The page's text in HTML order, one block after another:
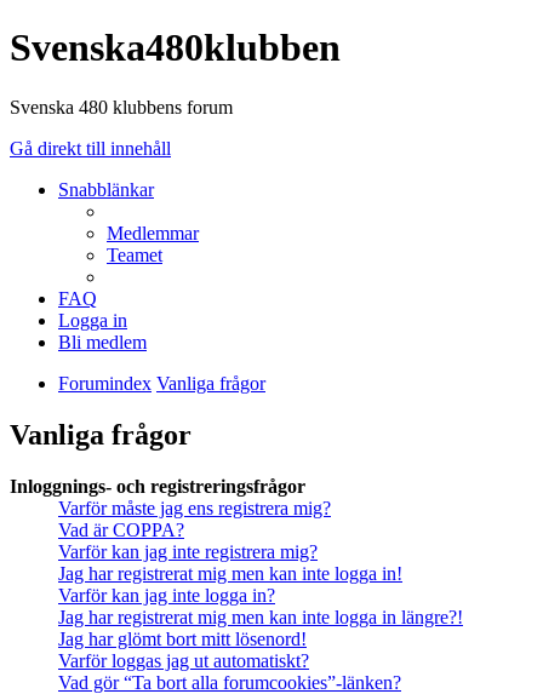
Svenska480klubben
Svenska 480 klubbens forum
Gå direkt till innehåll
Snabblänkar
Medlemmar
Teamet
FAQ
Logga in
Bli medlem
Forumindex Vanliga frågor
Vanliga frågor
Inloggnings- och registreringsfrågor
Varför måste jag ens registrera mig?
Vad är COPPA?
Varför kan jag inte registrera mig?
Jag har registrerat mig men kan inte logga in!
Varför kan jag inte logga in?
Jag har registrerat mig men kan inte logga in längre?!
Jag har glömt bort mitt lösenord!
Varför loggas jag ut automatiskt?
Vad gör “Ta bort alla forumcookies”-länken?